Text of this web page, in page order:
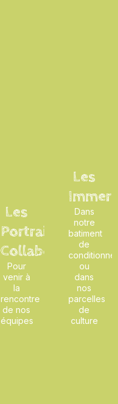
Les
Portraits
Collaborateurs
Pour
venir à
la
rencontre
de nos
équipes
Les
Dans
notre
batiment
de
ou
dans
nos
parcelles
de
culture